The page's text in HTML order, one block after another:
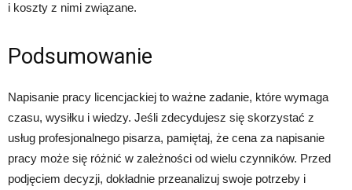
i koszty z nimi związane.
Podsumowanie
Napisanie pracy licencjackiej to ważne zadanie, które wymaga
czasu, wysiłku i wiedzy. Jeśli zdecydujesz się skorzystać z
usług profesjonalnego pisarza, pamiętaj, że cena za napisanie
pracy może się różnić w zależności od wielu czynników. Przed
podjęciem decyzji, dokładnie przeanalizuj swoje potrzeby i